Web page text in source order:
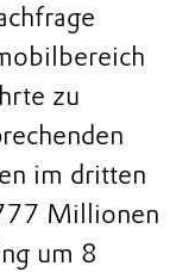
zu
im dritten
Millionen
um 8